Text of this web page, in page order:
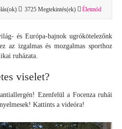
3725 Megtekintés(ek) Életmód
és Európa-bajnok ugrókötelezőnk
az izgalmas és mozgalmas sporthoz
ruházata.
viselet?
Ezenfelül a Focenza ruhái
Kattints a videóra!